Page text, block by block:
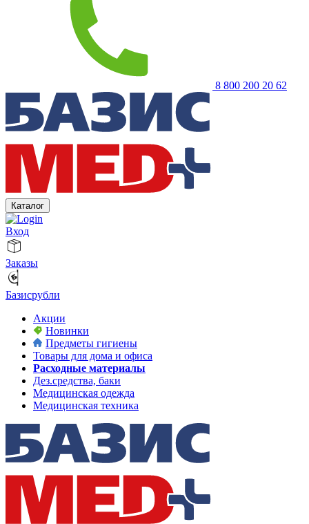
8 800 200 20 62
Каталог
Вход
Заказы
Базисрубли
Акции
Новинки
Предметы гигиены
Товары для дома и офиса
Расходные материалы
Дез.средства, баки
Медицинская одежда
Медицинская техника